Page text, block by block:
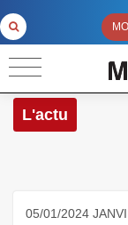
L'actu
05/01/2024